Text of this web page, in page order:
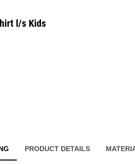
l/s Kids
PRODUCT DETAILS